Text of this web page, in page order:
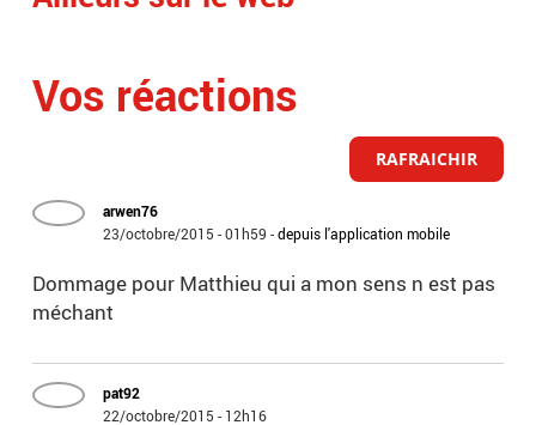
Vos réactions
RAFRAICHIR
arwen76
23/octobre/2015 - 01h59 -depuis l'application mobile
Dommage pour Matthieu qui a mon sens n est pas
méchant
pat92
22/octobre/2015 - 12h16